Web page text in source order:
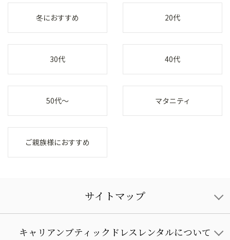
冬におすすめ 20代
30代 40代
50代～ マタニティ
ご親族様におすすめ
サイトマップ
キャリアンブティックドレスレンタルについて